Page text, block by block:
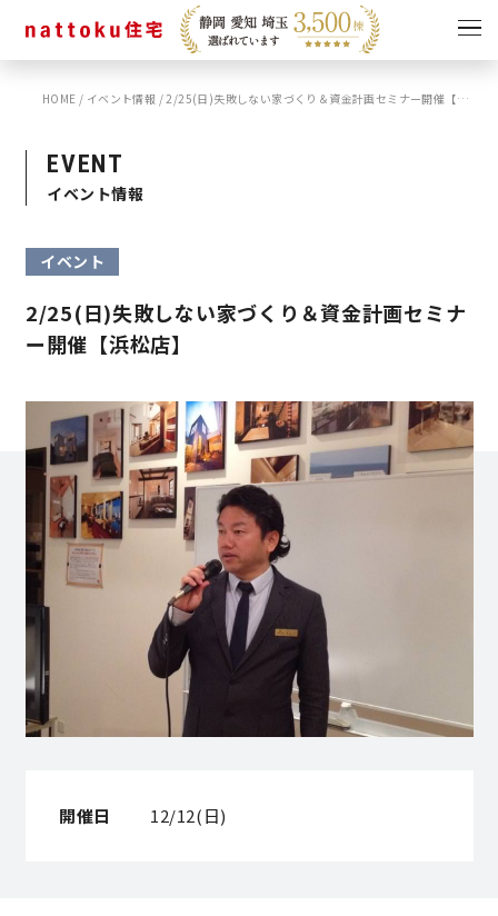
イベント
ショールーム
営業時間／10:00～20:00 定休日／年末年始
タップで電話をかける
来店・見学予約
HOME / イベント情報 /2/25(日)失敗しない家づくり＆資金計画セミナー開催【浜松店】
EVENT
イベント情報
イベント
2/25(日)失敗しない家づくり＆資金計画セミナ
ー開催【浜松店】
開催日 12/12(日)